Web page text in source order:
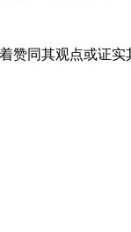
赞同其观点或证